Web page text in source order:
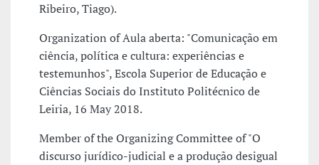
Ribeiro, Tiago).
Organization of Aula aberta: "Comunicação em
ciência, política e cultura: experiências e
testemunhos", Escola Superior de Educação e
Ciências Sociais do Instituto Politécnico de
Leiria, 16 May 2018.
Member of the Organizing Committee of "O
discurso jurídico-judicial e a produção desigual